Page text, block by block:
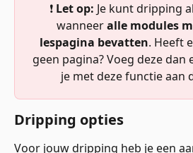
❗ Let op: Je kunt dripping
wanneer alle modules
lespagina bevatten. Heeft
geen pagina? Voeg deze
je met deze functie aan
Dripping opties
Voor jouw dripping heb je een